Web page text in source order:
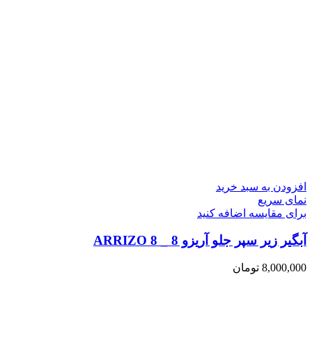
افزودن به سبد خرید
نمای سریع
برای مقایسه اضافه کنید
آبگیر زیر سپر جلو آریزو 8 _ ARRIZO 8
8,000,000 تومان